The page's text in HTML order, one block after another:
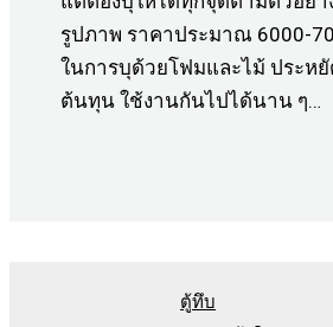
รูปภาพ ราคาประมาณ 6000-
ในการบุด้วยโฟมและไม้ ประห
ต้นทุน ใช้งานกันไปได้นาน ๆ…
ตู้ทึบ